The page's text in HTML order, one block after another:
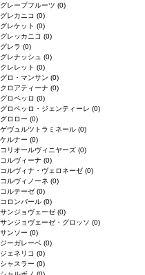
グレープフルーツ (0)
グレカニコ (0)
グレケット (0)
グレッカニコ (0)
グレラ (0)
グレナッシュ (0)
クレレット (0)
グロ・マンサン (0)
クロアティーナ (0)
グロペッロ (0)
グロペッロ・ジェンティーレ (0)
グロロー (0)
ゲヴュルツトラミネール (0)
ケルナー (0)
コリオールヴィニヤーズ (0)
コルヴィーナ (0)
コルヴィナ・ヴェロネーゼ (0)
コルヴィノーネ (0)
コルテーゼ (0)
コロンバール (0)
サンジョヴェーゼ (0)
サンジョヴェーゼ・グロッソ (0)
サンソー (0)
ジーガレーベ (0)
ジェネリコ (0)
シャスラー (0)